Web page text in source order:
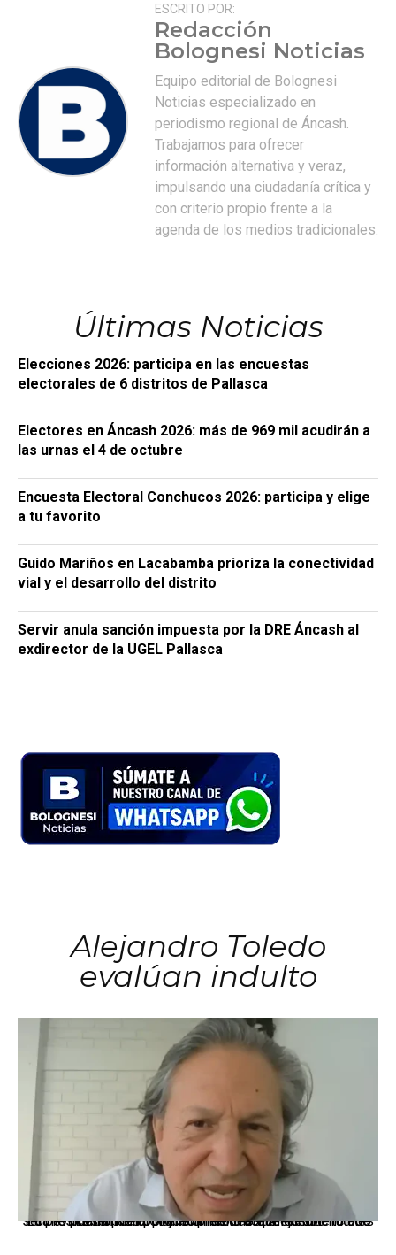
ESCRITO POR:
Redacción
Bolognesi Noticias
Equipo editorial de Bolognesi
Noticias especializado en
periodismo regional de Áncash.
Trabajamos para ofrecer
información alternativa y veraz,
impulsando una ciudadanía crítica y
con criterio propio frente a la
agenda de los medios tradicionales.
Últimas Noticias
Elecciones 2026: participa en las encuestas
electorales de 6 distritos de Pallasca
Electores en Áncash 2026: más de 969 mil acudirán a
las urnas el 4 de octubre
Encuesta Electoral Conchucos 2026: participa y elige
a tu favorito
Guido Mariños en Lacabamba prioriza la conectividad
vial y el desarrollo del distrito
Servir anula sanción impuesta por la DRE Áncash al
exdirector de la UGEL Pallasca
Alejandro Toledo
evalúan indulto
La presidenta Keiko Fujimori informó que la solicitud de indulto presentada por el expresidente Alejandro Toledo será evaluada por la Comisión de Gracias Presidenciales conforme al procedimiento establecido.